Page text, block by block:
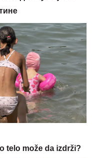
telo može da izdrži?